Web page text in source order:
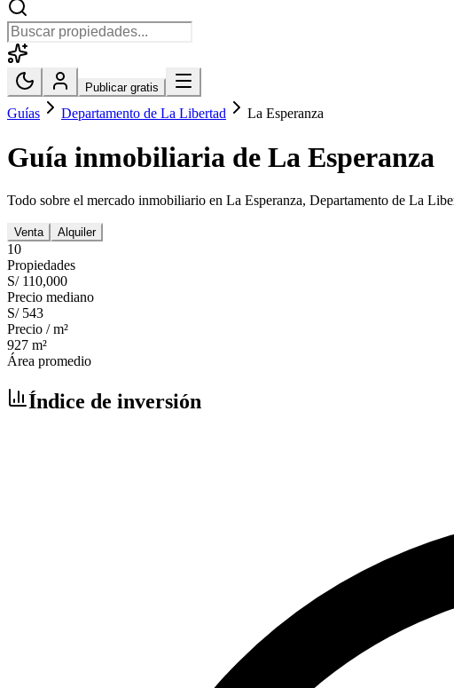
Publicar gratis
Guías Departamento de La Libertad La Esperanza
Guía inmobiliaria de La Esperanza
Todo sobre el mercado inmobiliario en La Esperanza, Departamento de La
Venta Alquiler
10
Propiedades
S/ 110,000
Precio mediano
S/ 543
Precio / m²
927 m²
Área promedio
Índice de inversión